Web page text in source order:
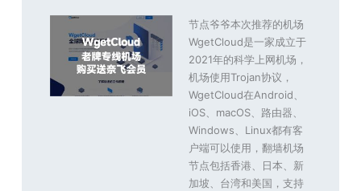
节点爷爷本次推荐的机场
WgetCloud是一家成立于
2021年的科学上网机场，
机场使用Trojan协议，
WgetCloud在Android、
iOS、macOS、路由器、
Windows、Linux都有客
户端可以使用，翻墙机场
节点包括香港、日本、新
加坡、台湾和美国，支持